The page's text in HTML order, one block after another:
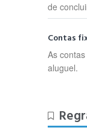
de
Contas
As
aluguel.